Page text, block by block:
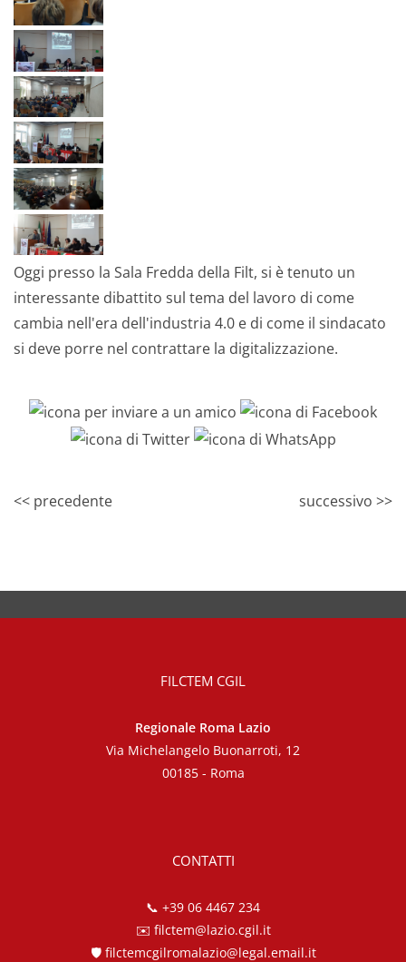
Oggi presso la Sala Fredda della Filt, si è tenuto un
interessante dibattito sul tema del lavoro di come
cambia nell'era dell'industria 4.0 e di come il sindacato
si deve porre nel contrattare la digitalizzazione.
<< precedente successivo >>
FILCTEM CGIL
Regionale Roma Lazio
Via Michelangelo Buonarroti, 12
00185 - Roma
CONTATTI
📞 +39 06 4467 234
✉️ filctem@lazio.cgil.it
🛡️ filctemcgilromalazio@legal.email.it